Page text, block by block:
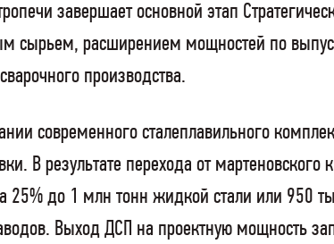
завершает основной этап
сырьем, расширением мощностей по
производства.
современного сталеплавильного
В результате перехода от мартеновского
25% до 1 млн тонн жидкой стали или 950
Выход ДСП на проектную мощность